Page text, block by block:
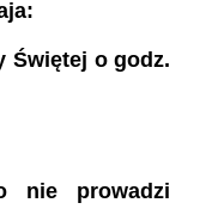
Świętej o godz.
nie prowadzi